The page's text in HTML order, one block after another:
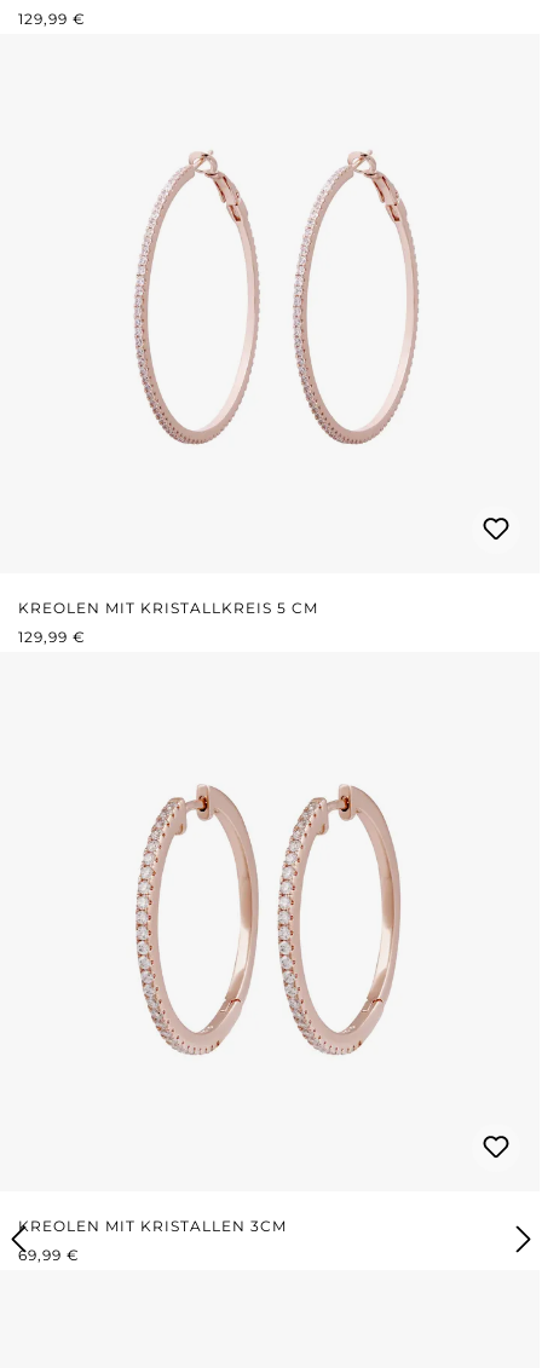
REGULÄRER PREIS:
129,99 €
KREOLEN MIT KRISTALLKREIS 5 CM
REGULÄRER PREIS:
129,99 €
KREOLEN MIT KRISTALLEN 3CM
REGULÄRER PREIS:
69,99 €